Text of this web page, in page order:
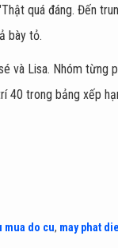
quá đáng. Đến
bày tỏ.
và Lisa. Nhóm từng
40 trong bảng xếp
mua do cu, may phat